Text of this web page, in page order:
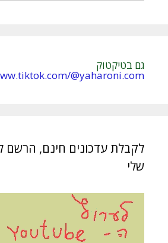
גם בטיקטוק
@yaharoni.com
לקבלת עדכונים חינם, הרשם
שלי